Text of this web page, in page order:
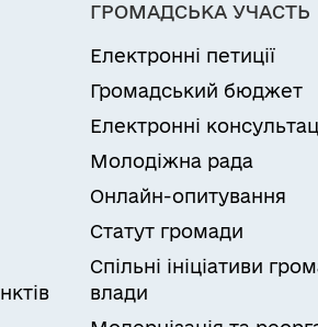
особі, дієздатність якої
до центру надання
виконавчого органу
суб’єкту надання
електронних послуг (у
в описі вхідного пакета
у наданні
з мотивацією відмови та
ГРОМАДСЬКА УЧАСТЬ
Електронні петиції
Громадський бюджет
Електронні
Молодіжна рада
Онлайн-опитування
Статут громади
Спільні ініціативи
влади